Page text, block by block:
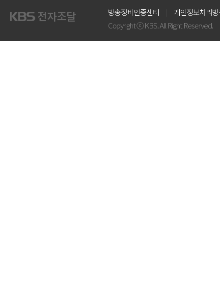
방송장비인증센터
개인정보처리
Copyright ⓒ KBS. All Right Reserved.